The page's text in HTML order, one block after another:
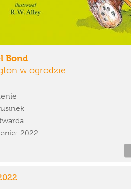
Bond
w ogrodzie
2022